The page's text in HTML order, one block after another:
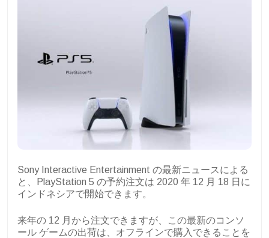
Sony Interactive Entertainment の最新ニュースによる
と、PlayStation 5 の予約注文は 2020 年 12 月 18 日に
インドネシアで開始できます。
来年の 12 月から注文できますが、この最新のコンソ
ール ゲームの出荷は、オフラインで購入できることを